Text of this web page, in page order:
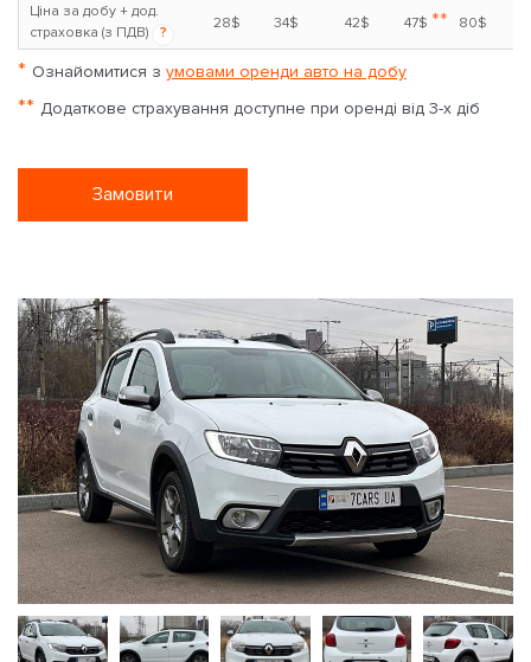
Ціна за добу + дод.
страховка (з ПДВ)
?
28$ 34$ 42$ 47$ ** 80$
* Ознайомитися з умовами оренди авто на добу
** Додаткове страхування доступне при оренді від 3-х діб
Замовити